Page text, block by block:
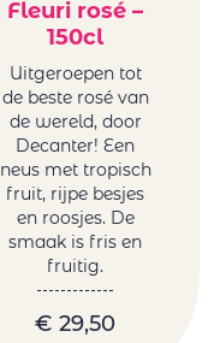
Fleuri rosé –
150cl
Uitgeroepen tot
de beste rosé van
de wereld, door
Decanter! Een
neus met tropisch
fruit, rijpe besjes
en roosjes. De
smaak is fris en
fruitig.
€ 29,50